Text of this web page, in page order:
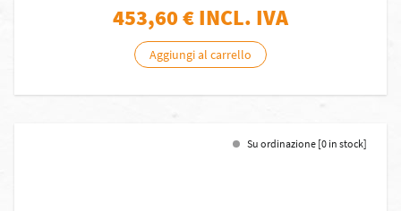
453,60€ INCL. IVA
Aggiungi al carrello
Su ordinazione [0 in stock]